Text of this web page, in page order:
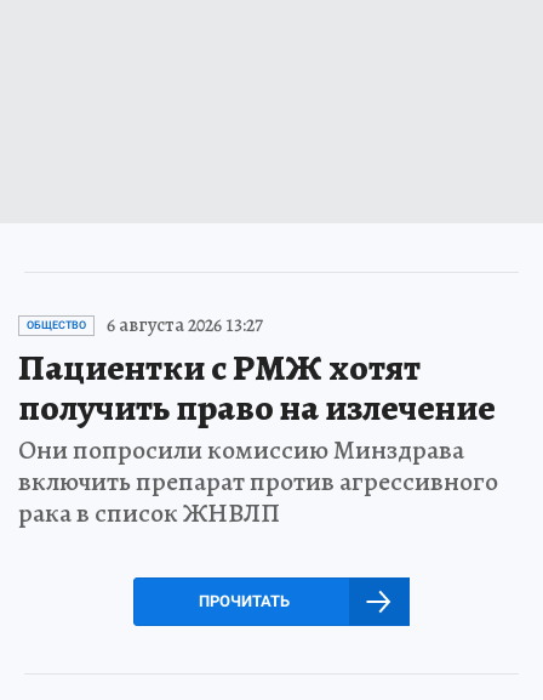
ОБЩЕСТВО 6 августа 2026 13:27
Пациентки с РМЖ хотят
получить право на излечение
Они попросили комиссию Минздрава
включить препарат против агрессивного
рака в список ЖНВЛП
ПРОЧИТАТЬ